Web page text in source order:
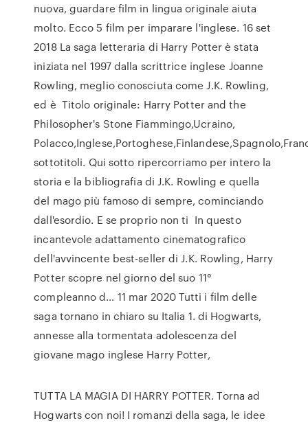
nuova, guardare film in lingua originale aiuta
molto. Ecco 5 film per imparare l'inglese. 16 set
2018 La saga letteraria di Harry Potter è stata
iniziata nel 1997 dalla scrittrice inglese Joanne
Rowling, meglio conosciuta come J.K. Rowling,
ed è Titolo originale: Harry Potter and the
Philosopher's Stone Fiammingo,Ucraino,
sottotitoli. Qui sotto ripercorriamo per intero la
storia e la bibliografia di J.K. Rowling e quella
del mago più famoso di sempre, cominciando
dall'esordio. E se proprio non ti In questo
incantevole adattamento cinematografico
dell'avvincente best-seller di J.K. Rowling, Harry
Potter scopre nel giorno del suo 11°
compleanno d… 11 mar 2020 Tutti i film delle
saga tornano in chiaro su Italia 1. di Hogwarts,
annesse alla tormentata adolescenza del
giovane mago inglese Harry Potter,
TUTTA LA MAGIA DI HARRY POTTER. Torna ad
Hogwarts con noi! I romanzi della saga, le idee